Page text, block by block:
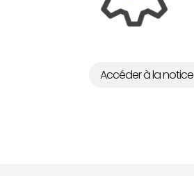
Accéder à la notice